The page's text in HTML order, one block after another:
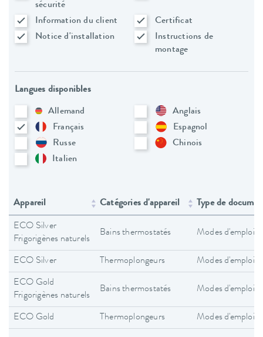
sécurité
Information du client
Certificat
Notice d'installation
Instructions de
montage
Langues disponibles
Allemand
Anglais
Français
Espagnol
Russe
Chinois
Italien
Appareil Catégories d'appareil Type de
ECO Silver
Frigorigènes naturels
Bains thermostatés Modes d'emploi
ECO Silver Thermoplongeurs Modes d'emploi
ECO Gold
Frigorigènes naturels
Bains thermostatés Modes d'emploi
ECO Gold Thermoplongeurs Modes d'emploi